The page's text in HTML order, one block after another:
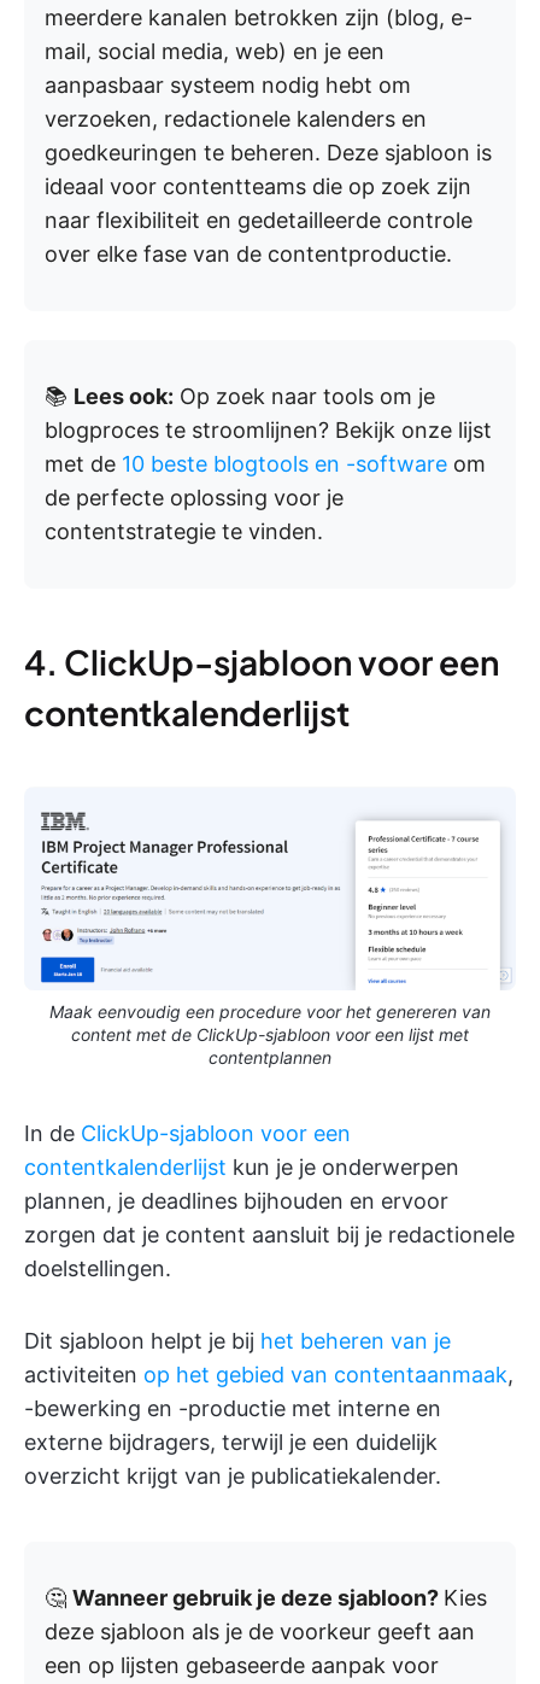
meerdere kanalen betrokken zijn (blog, e-
mail, social media, web) en je een
aanpasbaar systeem nodig hebt om
verzoeken, redactionele kalenders en
goedkeuringen te beheren. Deze sjabloon is
ideaal voor contentteams die op zoek zijn
naar flexibiliteit en gedetailleerde controle
over elke fase van de contentproductie.
📚 Lees ook: Op zoek naar tools om je
blogproces te stroomlijnen? Bekijk onze lijst
met de 10 beste blogtools en -software om
de perfecte oplossing voor je
contentstrategie te vinden.
4. ClickUp-sjabloon voor een
contentkalenderlijst
Maak eenvoudig een procedure voor het genereren van
content met de ClickUp-sjabloon voor een lijst met
contentplannen
In de ClickUp-sjabloon voor een
contentkalenderlijst kun je je onderwerpen
plannen, je deadlines bijhouden en ervoor
zorgen dat je content aansluit bij je redactionele
doelstellingen.
Dit sjabloon helpt je bij het beheren van je
activiteiten op het gebied van contentaanmaak,
-bewerking en -productie met interne en
externe bijdragers, terwijl je een duidelijk
overzicht krijgt van je publicatiekalender.
🤔 Wanneer gebruik je deze sjabloon? Kies
deze sjabloon als je de voorkeur geeft aan
een op lijsten gebaseerde aanpak voor